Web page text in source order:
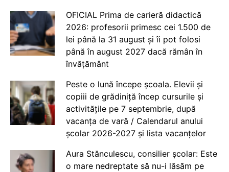
OFICIAL Prima de carieră didactică
2026: profesorii primesc cei 1.500 de
lei până la 31 august și îi pot folosi
până în august 2027 dacă rămân în
învățământ
Peste o lună începe școala. Elevii și
copiii de grădiniță încep cursurile și
activitățile pe 7 septembrie, după
vacanța de vară / Calendarul anului
școlar 2026-2027 și lista vacanțelor
Aura Stănculescu, consilier școlar: Este
o mare nedreptate să nu-i lăsăm pe